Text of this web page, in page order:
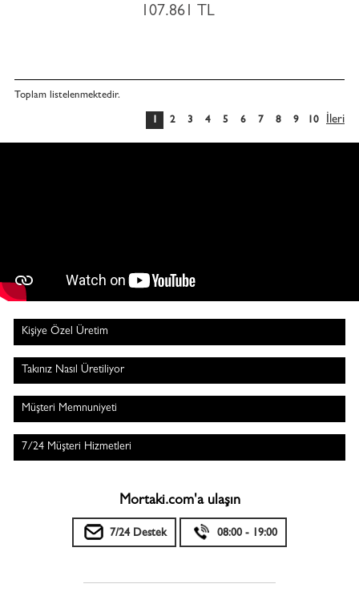
107.861 TL
Toplam listelenmektedir.
İleri
1 2 3 4 5 6 7 8 9 10
Kişiye Özel Üretim
Takınız Nasıl Üretiliyor
Müşteri Memnuniyeti
7/24 Müşteri Hizmetleri
Mortaki.com'a ulaşın
7/24 Destek 08:00 - 19:00